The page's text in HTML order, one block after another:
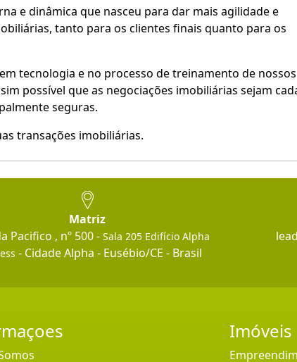
e dinâmica que nasceu para dar mais agilidade e
tanto para os clientes finais quanto para os
tecnologia e no processo de treinamento de nossos
possível que as negociações imobiliárias sejam
seguras.
transações imobiliárias.
Matriz
Pacifico , nº 500 - Sala 205 Edifício Alpha
- Cidade Alpha - Eusébio/CE - Brasil
Imóveis